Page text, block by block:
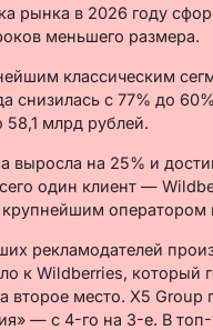
рынка в 2026 году
меньшего размера.
классическим
снизилась с 77% до
58,1 млрд рублей.
выросла на 25% и
один клиент —
рекламодателей
к Wildberries, который
второе место. X5 Group
— с 4-го на 3-е. В